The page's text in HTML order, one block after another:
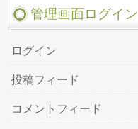
管理画面ログイン
ログイン
投稿フィード
コメントフィード